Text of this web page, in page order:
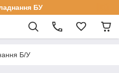
БУ
Б/У